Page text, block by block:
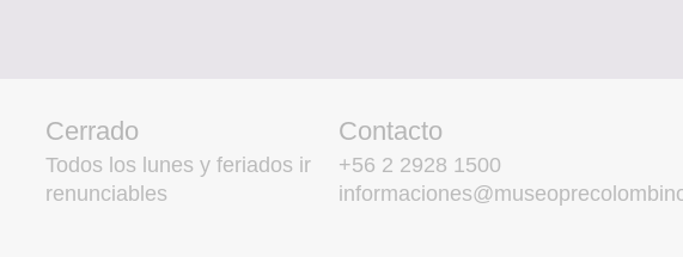
Cerrado
Todos los lunes y feriados ir
renunciables
Contacto
+56 2 2928 1500